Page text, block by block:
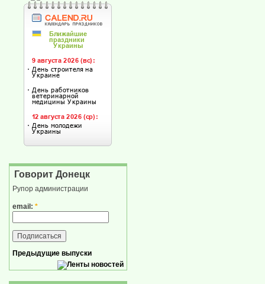
Говорит Донецк
Рупор администрации
email: *
Предыдущие выпуски